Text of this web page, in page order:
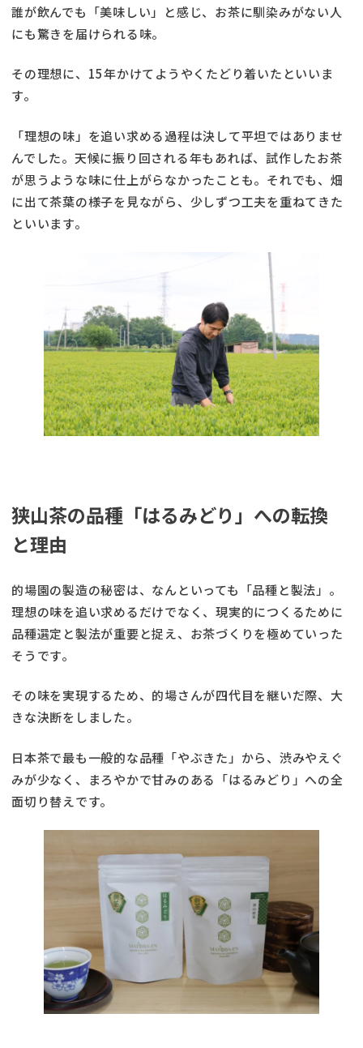
誰が飲んでも「美味しい」と感じ、お茶に馴染みがない人
にも驚きを届けられる味。
その理想に、15年かけてようやくたどり着いたといいま
す。
「理想の味」を追い求める過程は決して平坦ではありませ
んでした。天候に振り回される年もあれば、試作したお茶
が思うような味に仕上がらなかったことも。それでも、畑
に出て茶葉の様子を見ながら、少しずつ工夫を重ねてきた
といいます。
狭山茶の品種「はるみどり」への転換
と理由
的場園の製造の秘密は、なんといっても「品種と製法」。
理想の味を追い求めるだけでなく、現実的につくるために
品種選定と製法が重要と捉え、お茶づくりを極めていった
そうです。
その味を実現するため、的場さんが四代目を継いだ際、大
きな決断をしました。
日本茶で最も一般的な品種「やぶきた」から、渋みやえぐ
みが少なく、まろやかで甘みのある「はるみどり」への全
面切り替えです。